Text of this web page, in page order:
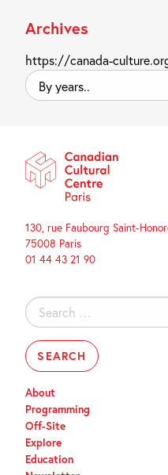
Archives
https://canada-
By
years..
130, rue Faubourg Saint-
75008 Paris
01 44 43 21 90
Search
for:
About
Programming
Off-Site
Explore
Education